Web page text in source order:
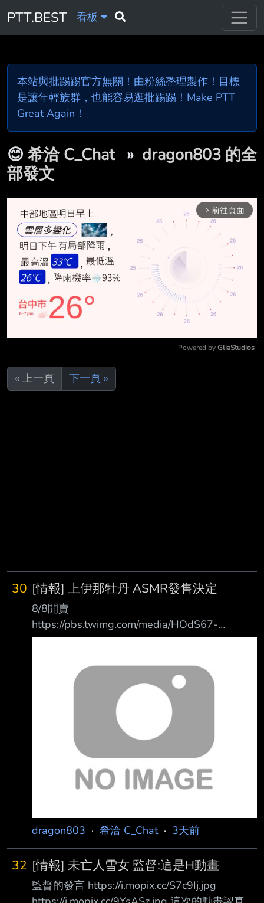
PTT.BEST 看板
本站與批踢踢官方無關！由粉絲整理製作！目標
是讓年輕族群，也能容易逛批踢踢！Make PTT
Great Again！
😊 希洽 C_Chat » dragon803 的全
部發文
arrow_forward_ios 前往頁面
Powered by GliaStudios
« 上一頁 下一頁 »
30 [情報] 上伊那牡丹 ASMR發售決定
8/8開賣
https://pbs.twimg.com/media/HOdS67-
asAALJSu?format=jpg&name=large
56166308 預約連結 https://t.co/vpbgxOuAz3
有點像動畫劇情的延伸 塀老師評論 "上伊那牡丹
的 ASMR 作品將於 8 日晚上起正式發售~! 相信
透過這部作品，能將以更高音質將牡丹的聲音呈
現給各位粉絲。 若大家能將牡丹對伊吹傾訴
時，那份溫柔且充滿喜
dragon803 · 希洽 C_Chat· 3天前
32 [情報] 未亡人雪女 監督:這是H動畫
監督的發言 https://i.mopix.cc/S7c9Ij.jpg